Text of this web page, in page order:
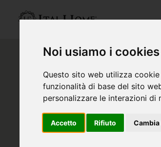
Noi usiamo i cookies
Questo sito web utilizza
funzionalità di base del sito
personalizzare le interazioni di
Accetto Rifiuto